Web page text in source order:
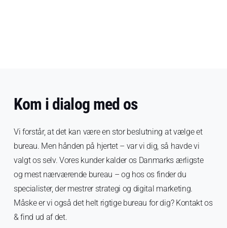
Kom i dialog med os
Vi forstår, at det kan være en stor beslutning at vælge et
bureau. Men hånden på hjertet – var vi dig, så havde vi
valgt os selv. Vores kunder kalder os Danmarks ærligste
og mest nærværende bureau – og hos os finder du
specialister, der mestrer strategi og digital marketing.
Måske er vi også det helt rigtige bureau for dig? Kontakt os
& find ud af det.